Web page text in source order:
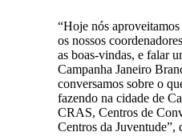
“Hoje nós
os nossos
as boas-vindas, e falar
Campanha Janeiro
conversamos sobre o
fazendo na cidade de
CRAS, Centros de
Centros da Juventude”,